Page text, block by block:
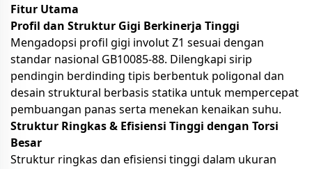
Fitur Utama
Profil dan Struktur Gigi Berkinerja Tinggi
Mengadopsi profil gigi involut Z1 sesuai dengan
standar nasional GB10085-88. Dilengkapi sirip
pendingin berdinding tipis berbentuk poligonal dan
desain struktural berbasis statika untuk mempercepat
pembuangan panas serta menekan kenaikan suhu.
Struktur Ringkas & Efisiensi Tinggi dengan Torsi
Besar
Struktur ringkas dan efisiensi tinggi dalam ukuran